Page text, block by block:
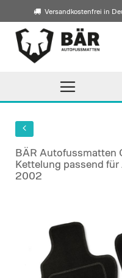
Versandkostenfrei in
Direkt
zum
Inhalt
BÄR Autofussmatten
Kettelung passend
2002